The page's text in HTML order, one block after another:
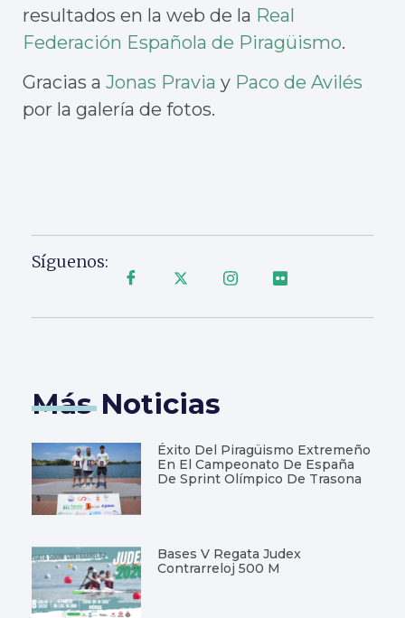
resultados en la web de la Real
Federación Española de Piragüismo.
Gracias a Jonas Pravia y Paco de Avilés
por la galería de fotos.
Síguenos:
Más Noticias
Éxito Del Piragüismo Extremeño
En El Campeonato De España
De Sprint Olímpico De Trasona
Bases V Regata Judex
Contrarreloj 500 M